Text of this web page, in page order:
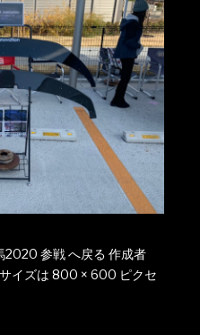
2020 参戦 へ戻る 作成者
イズは 800 × 600 ピクセ